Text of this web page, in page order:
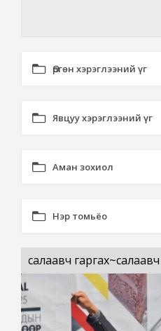
Өргөн хэрэглээний үг
Явцуу хэрэглээний үг
Аман зохиол
Нэр томьёо
салаавч гаргах~салаавч